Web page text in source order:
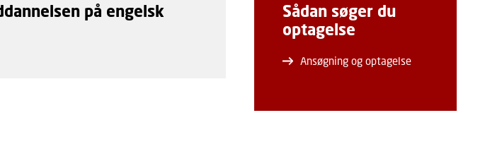
på engelsk
Sådan søger du
optagelse
Ansøgning og optagelse